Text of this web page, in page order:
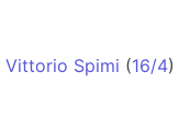
Vittorio Spimi (16/4)